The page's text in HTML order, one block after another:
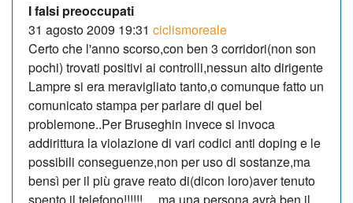
I falsi preoccupati
31 agosto 2009 19:31 ciclismoreale
Certo che l'anno scorso,con ben 3 corridori(non son
pochi) trovati positivi ai controlli,nessun alto dirigente
Lampre si era meravigliato tanto,o comunque fatto un
comunicato stampa per parlare di quel bel
problemone..Per Bruseghin invece si invoca
addirittura la violazione di vari codici anti doping e le
possibili conseguenze,non per uso di sostanze,ma
bensì per il più grave reato di(dicon loro)aver tenuto
spento il telefono!!!!!!.....ma una persona avrà ben il